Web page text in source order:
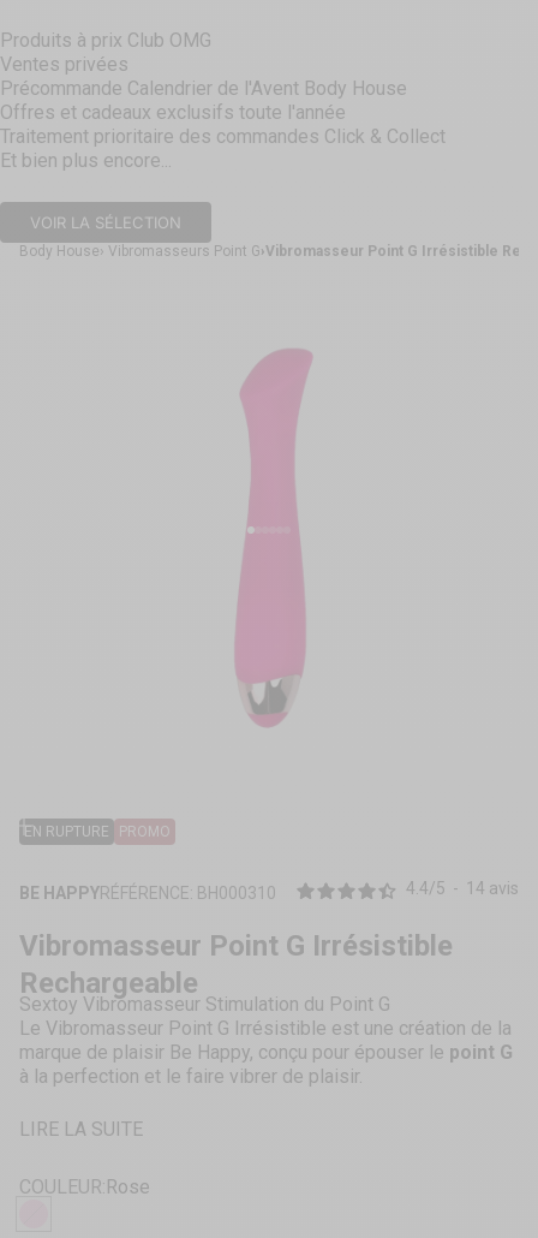
Produits à prix Club OMG
Ventes privées
Précommande Calendrier de l'Avent Body House
Offres et cadeaux exclusifs toute l'année
Traitement prioritaire des commandes Click & Collect
Et bien plus encore...
VOIR LA SÉLECTION
Body House Vibromasseurs Point G Vibromasseur Point G Irrésistible
SUR
L'IMAGE
Aller à l'élément 1
Aller à l'élément 2
Aller à l'élément 3
Aller à l'élément 4
Aller à l'élément 5
Aller à l'élément 6
EN RUPTURE PROMO
BE HAPPYRÉFÉRENCE: BH000310 4.4/5 - 14 avis
Vibromasseur Point G Irrésistible
Rechargeable
Sextoy Vibromasseur Stimulation du Point G
Le Vibromasseur Point G Irrésistible est une création de la
marque de plaisir Be Happy, conçu pour épouser le point G
à la perfection et le faire vibrer de plaisir.
LIRE LA SUITE
COULEUR:Rose